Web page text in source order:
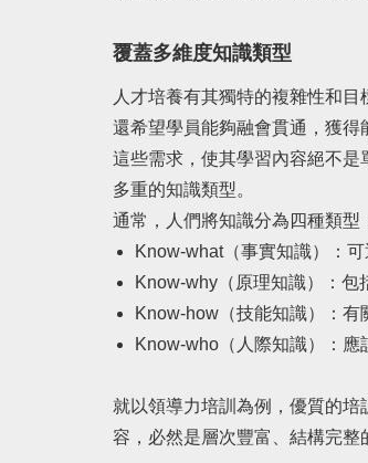
覆蓋多維度知識類型
人才培養有其獨特的複雜性和
還希望學員能夠融會貫通，獲得
這些需求，使其學習內容絕不
多重的知識類型。
通常，人們將知識分為四種類型
Know-what（事實知識）：
Know-why（原理知識）：包
Know-how（技能知識）：有
Know-who（人際知識）：應
就以領導力培訓為例，優質的
容，必然是層次豐富、結構完整